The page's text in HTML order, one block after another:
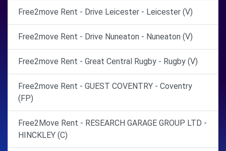
Free2move Rent - Drive Leicester - Leicester (V)
Free2move Rent - Drive Nuneaton - Nuneaton (V)
Free2move Rent - Great Central Rugby - Rugby (V)
Free2move Rent - GUEST COVENTRY - Coventry
(FP)
Free2Move Rent - RESEARCH GARAGE GROUP LTD -
HINCKLEY (C)